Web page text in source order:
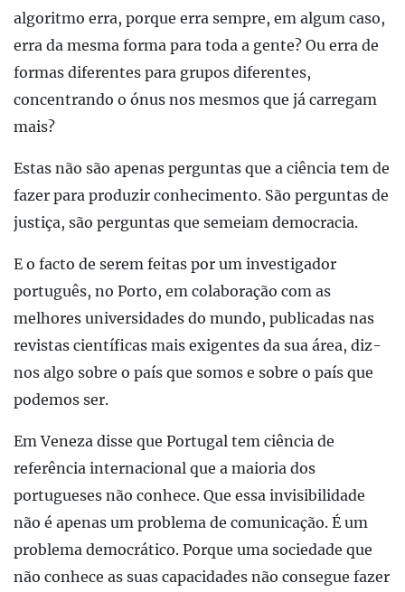
algoritmo erra, porque erra sempre, em algum caso,
erra da mesma forma para toda a gente? Ou erra de
formas diferentes para grupos diferentes,
concentrando o ónus nos mesmos que já carregam
mais?
Estas não são apenas perguntas que a ciência tem de
fazer para produzir conhecimento. São perguntas de
justiça, são perguntas que semeiam democracia.
E o facto de serem feitas por um investigador
português, no Porto, em colaboração com as
melhores universidades do mundo, publicadas nas
revistas científicas mais exigentes da sua área, diz-
nos algo sobre o país que somos e sobre o país que
podemos ser.
Em Veneza disse que Portugal tem ciência de
referência internacional que a maioria dos
portugueses não conhece. Que essa invisibilidade
não é apenas um problema de comunicação. É um
problema democrático. Porque uma sociedade que
não conhece as suas capacidades não consegue fazer